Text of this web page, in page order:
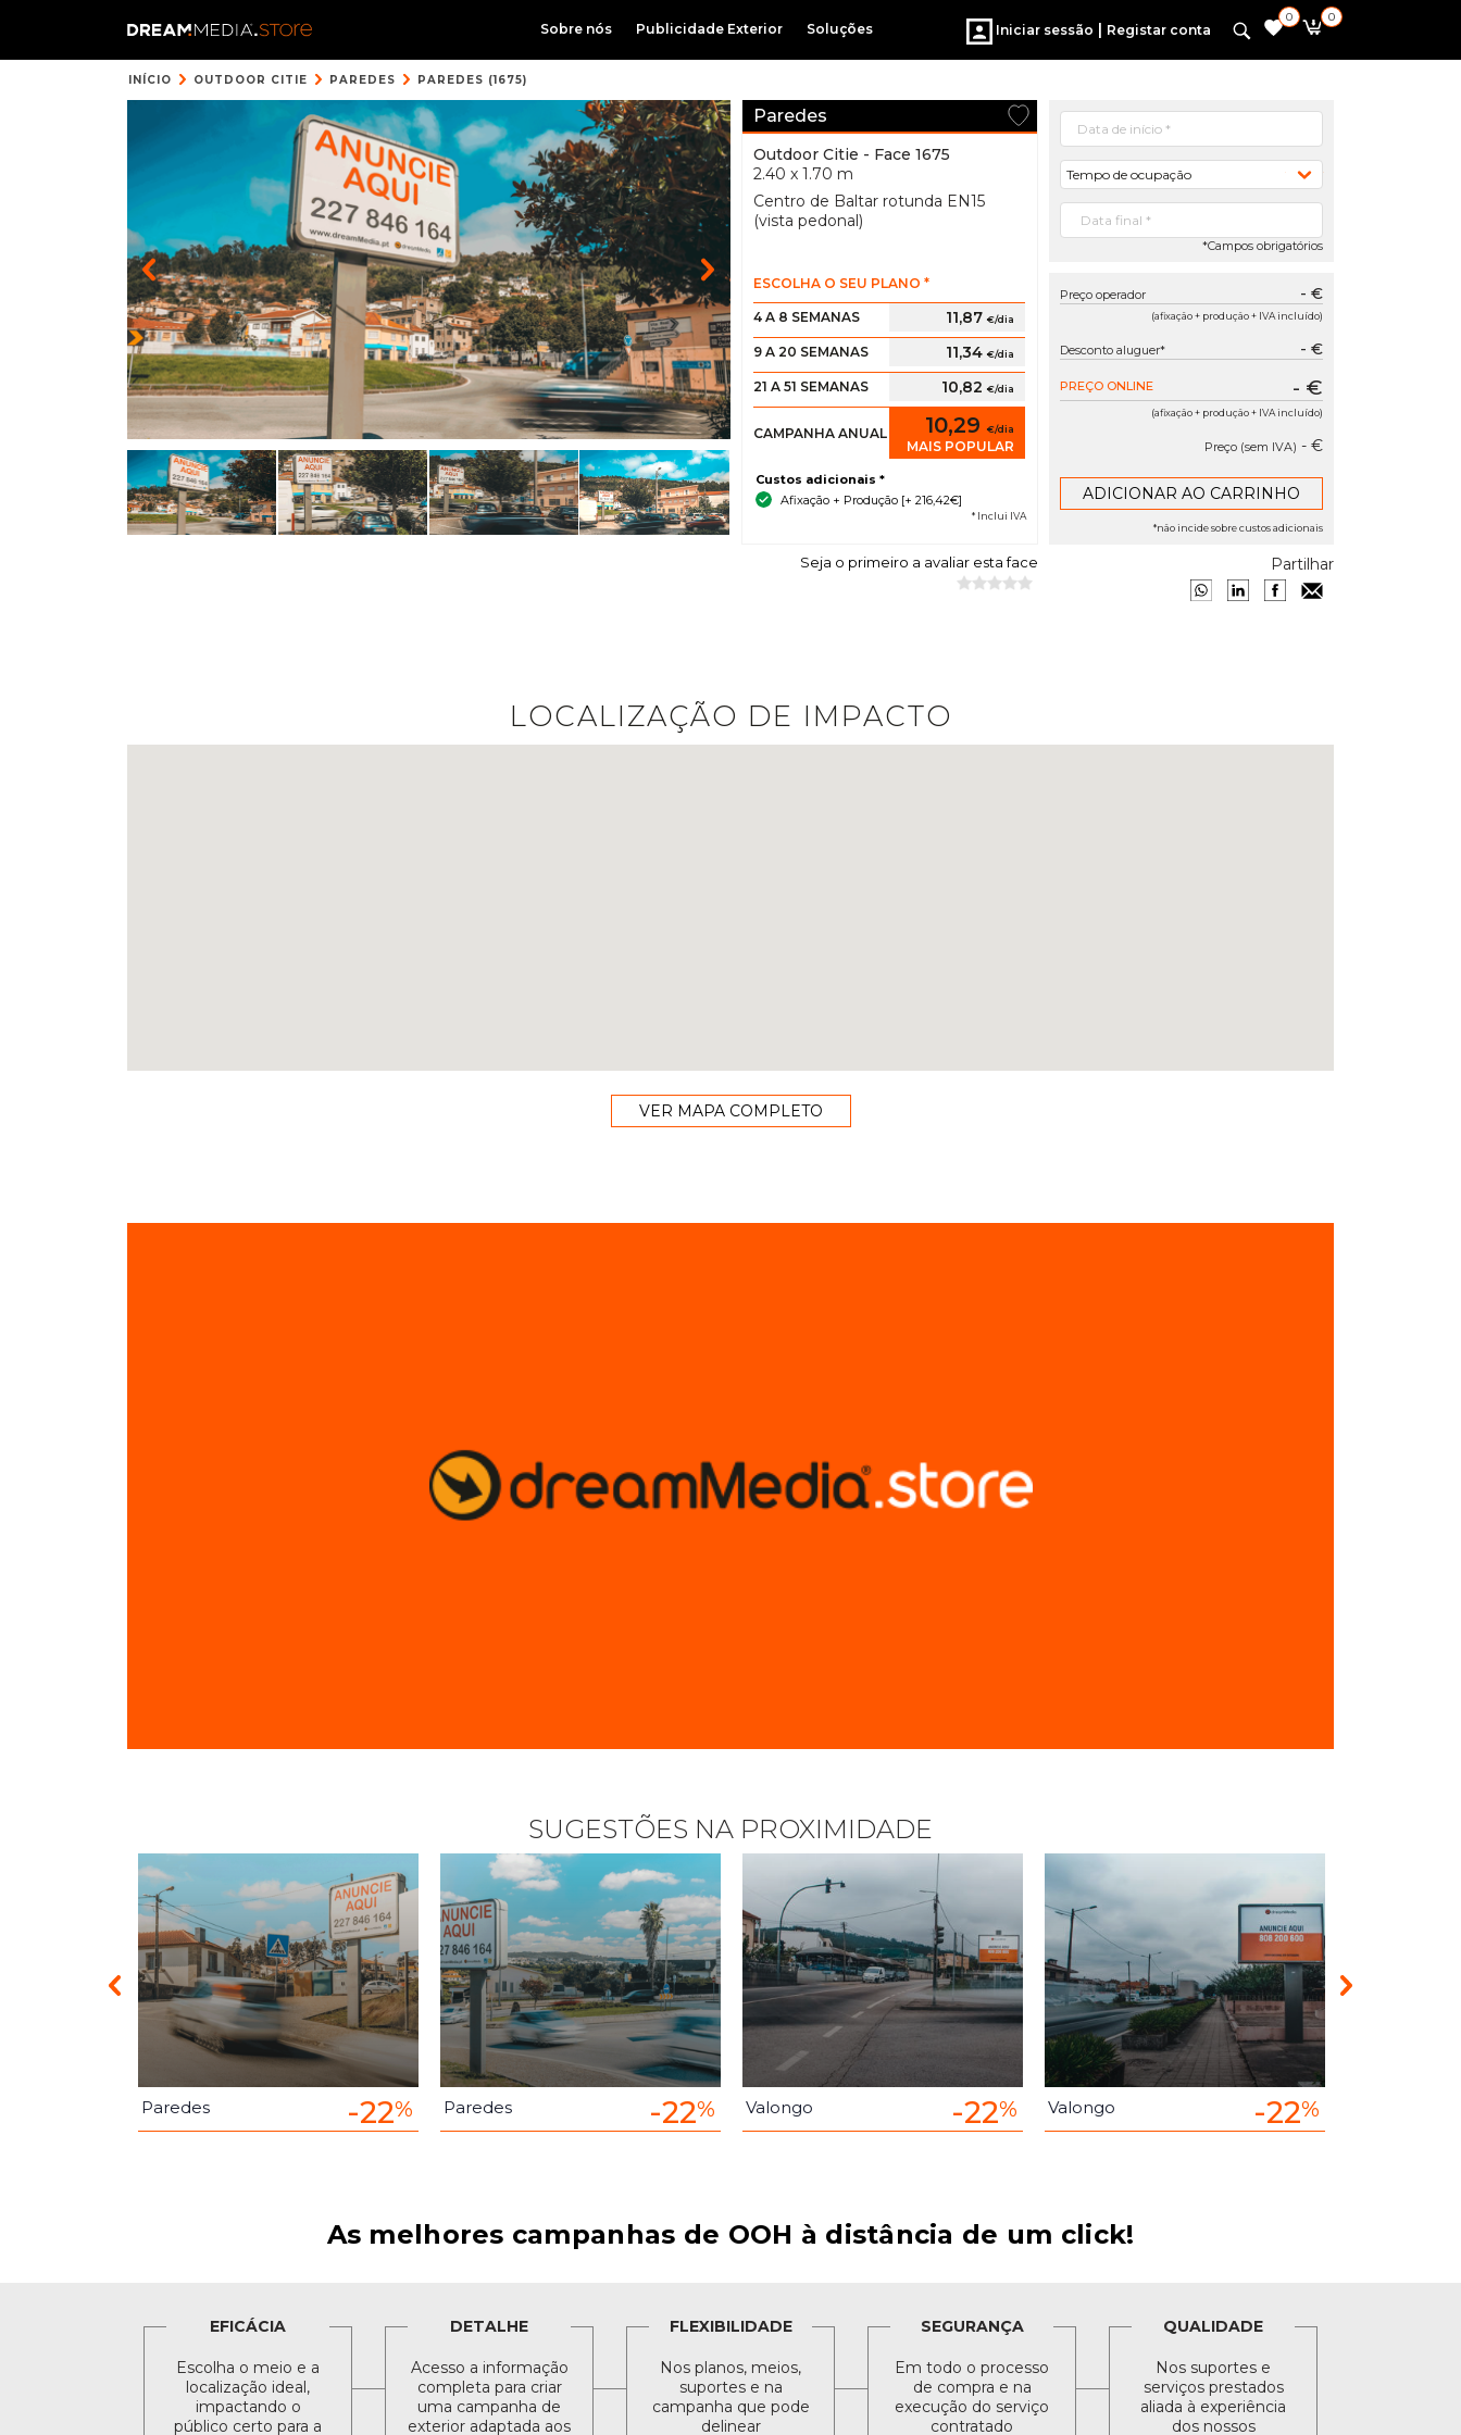
Sobre nós Publicidade Exterior Soluções Iniciar sessão | Registar conta
0 0
INÍCIO OUTDOOR CITIE PAREDES PAREDES (1675)
Paredes
Outdoor Citie - Face 1675
2.40 x 1.70 m
Centro de Baltar rotunda EN15
(vista pedonal)
ESCOLHA O SEU PLANO *
4 A 8 SEMANAS 11,87 €/dia
9 A 20 SEMANAS 11,34 €/dia
21 A 51 SEMANAS 10,82 €/dia
CAMPANHA ANUAL 10,29 €/dia
MAIS POPULAR
Custos adicionais *
Afixação + Produção [+ 216,42€]
* Inclui IVA
Tempo de ocupação
*Campos obrigatórios
Preço operador - €
(afixação + produção + IVA incluído)
Desconto aluguer* - €
PREÇO ONLINE - €
(afixação + produção + IVA incluído)
Preço (sem IVA) - €
*não incide sobre custos adicionais
Seja o primeiro a avaliar esta face Partilhar
LOCALIZAÇÃO DE IMPACTO
VER MAPA COMPLETO
SUGESTÕES NA PROXIMIDADE
Paredes -22% Paredes -22% Valongo -22% Valongo -22%
As melhores campanhas de OOH à distância de um click!
EFICÁCIA
Escolha o meio e a
localização ideal,
impactando o
público certo para a
DETALHE
Acesso a informação
completa para criar
uma campanha de
exterior adaptada aos
FLEXIBILIDADE
Nos planos, meios,
suportes e na
campanha que pode
delinear
SEGURANÇA
Em todo o processo
de compra e na
execução do serviço
contratado
QUALIDADE
Nos suportes e
serviços prestados
aliada à experiência
dos nossos